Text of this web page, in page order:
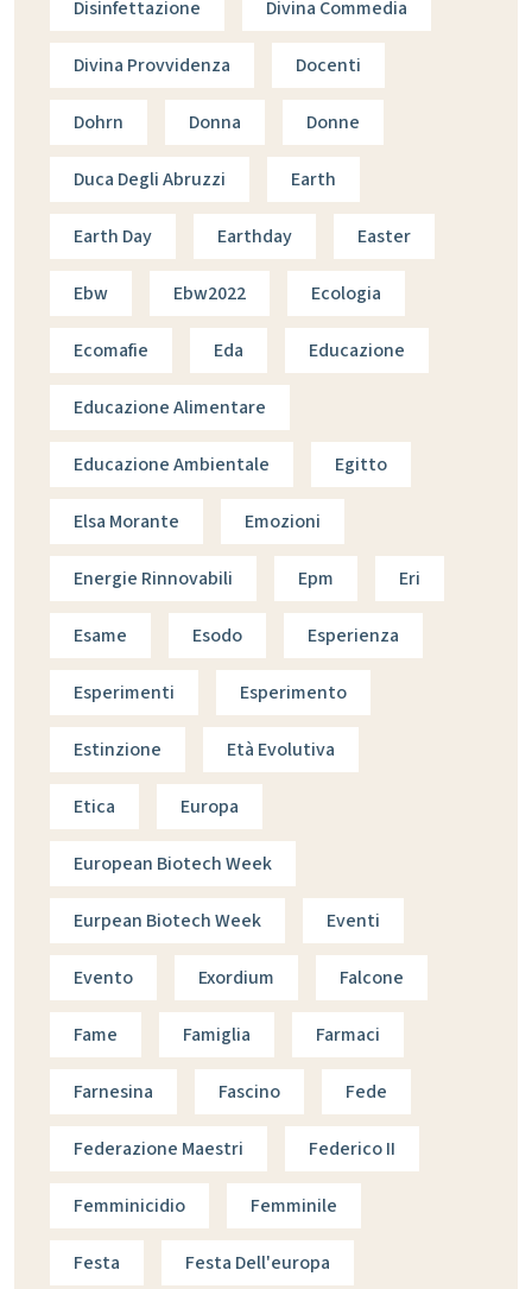
Disinfettazione Divina Commedia
Divina Provvidenza Docenti
Dohrn Donna Donne
Duca Degli Abruzzi Earth
Earth Day Earthday Easter
Ebw Ebw2022 Ecologia
Ecomafie Eda Educazione
Educazione Alimentare
Educazione Ambientale Egitto
Elsa Morante Emozioni
Energie Rinnovabili Epm Eri
Esame Esodo Esperienza
Esperimenti Esperimento
Estinzione Età Evolutiva
Etica Europa
European Biotech Week
Eurpean Biotech Week Eventi
Evento Exordium Falcone
Fame Famiglia Farmaci
Farnesina Fascino Fede
Federazione Maestri Federico II
Femminicidio Femminile
Festa Festa Dell'europa